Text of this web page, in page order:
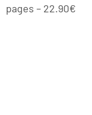
pages – 22.90€